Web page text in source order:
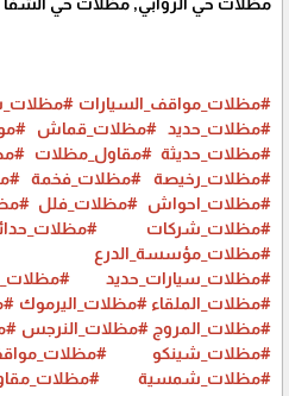
#مظلات_مواقف_السيارات
#مظلات_حديد #مظلات_قماش
#مظلات_حديثة #مقاول_مظلات
#مظلات_رخيصة
#مظلات_فخمة
#مظلات_احواش #مظلات_فلل
#مظلات_شركات
#مظلات_مؤسسة_الدرع
#مظلات_سيارات_حديد
#مظلات_الملقاء #مظلات_اليرموك
#مظلات_المروج #مظلات_النرجس
#مظلات_شينكو
#مظلات_شمسية